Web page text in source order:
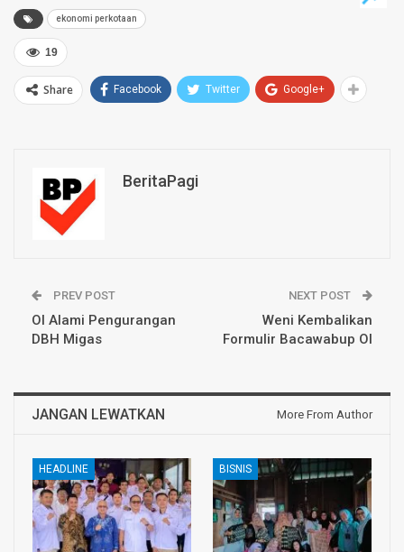
ekonomi perkotaan
19
Share Facebook Twitter Google+
BeritaPagi
PREV POST
OI Alami Pengurangan
DBH Migas
NEXT POST
Weni Kembalikan
Formulir Bacawabup OI
JANGAN LEWATKAN More From Author
HEADLINE BISNIS